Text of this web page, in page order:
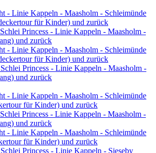
- Linie Kappeln - Maasholm - Schleimünde
für Kinder) und zurück
Princess - Linie Kappeln - Maasholm -
und zurück
- Linie Kappeln - Maasholm - Schleimünde
für Kinder) und zurück
Princess - Linie Kappeln - Maasholm -
und zurück
- Linie Kappeln - Maasholm - Schleimünde
für Kinder) und zurück
Princess - Linie Kappeln - Maasholm -
und zurück
- Linie Kappeln - Maasholm - Schleimünde
für Kinder) und zurück
Princess - Linie Kappeln - Sieseby